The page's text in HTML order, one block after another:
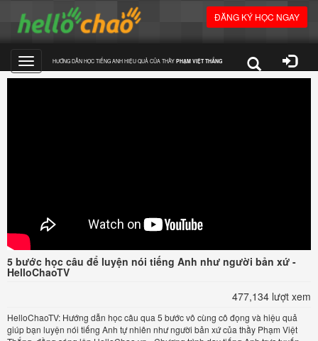
ĐĂNG KÝ HỌC NGAY
Toggle
HƯỚNG DẪN HỌC TIẾNG ANH HIỆU QUẢ CỦA THẦY PHẠM VIỆT THẮNG
5 bước học câu để luyện nói tiếng Anh như người bản xứ -
HelloChaoTV
477,134 lượt xem
HelloChaoTV: Hướng dẫn học câu qua 5 bước vô cùng cô đọng và hiệu quả
giúp bạn luyện nói tiếng Anh tự nhiên như người bản xứ của thầy Phạm Việt